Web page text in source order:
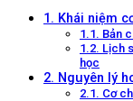
1. Khái niệm
1.1. Bản
1.2. Lịch
học
2. Nguyên lý
2.1. Cơ